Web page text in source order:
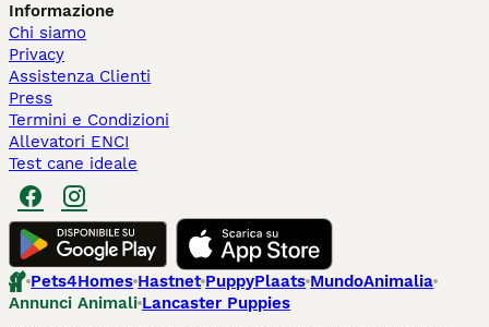
Informazione
Chi siamo
Privacy
Assistenza Clienti
Press
Termini e Condizioni
Allevatori ENCI
Test cane ideale
Pets4Homes Hastnet PuppyPlaats MundoAnimalia
Annunci Animali Lancaster Puppies